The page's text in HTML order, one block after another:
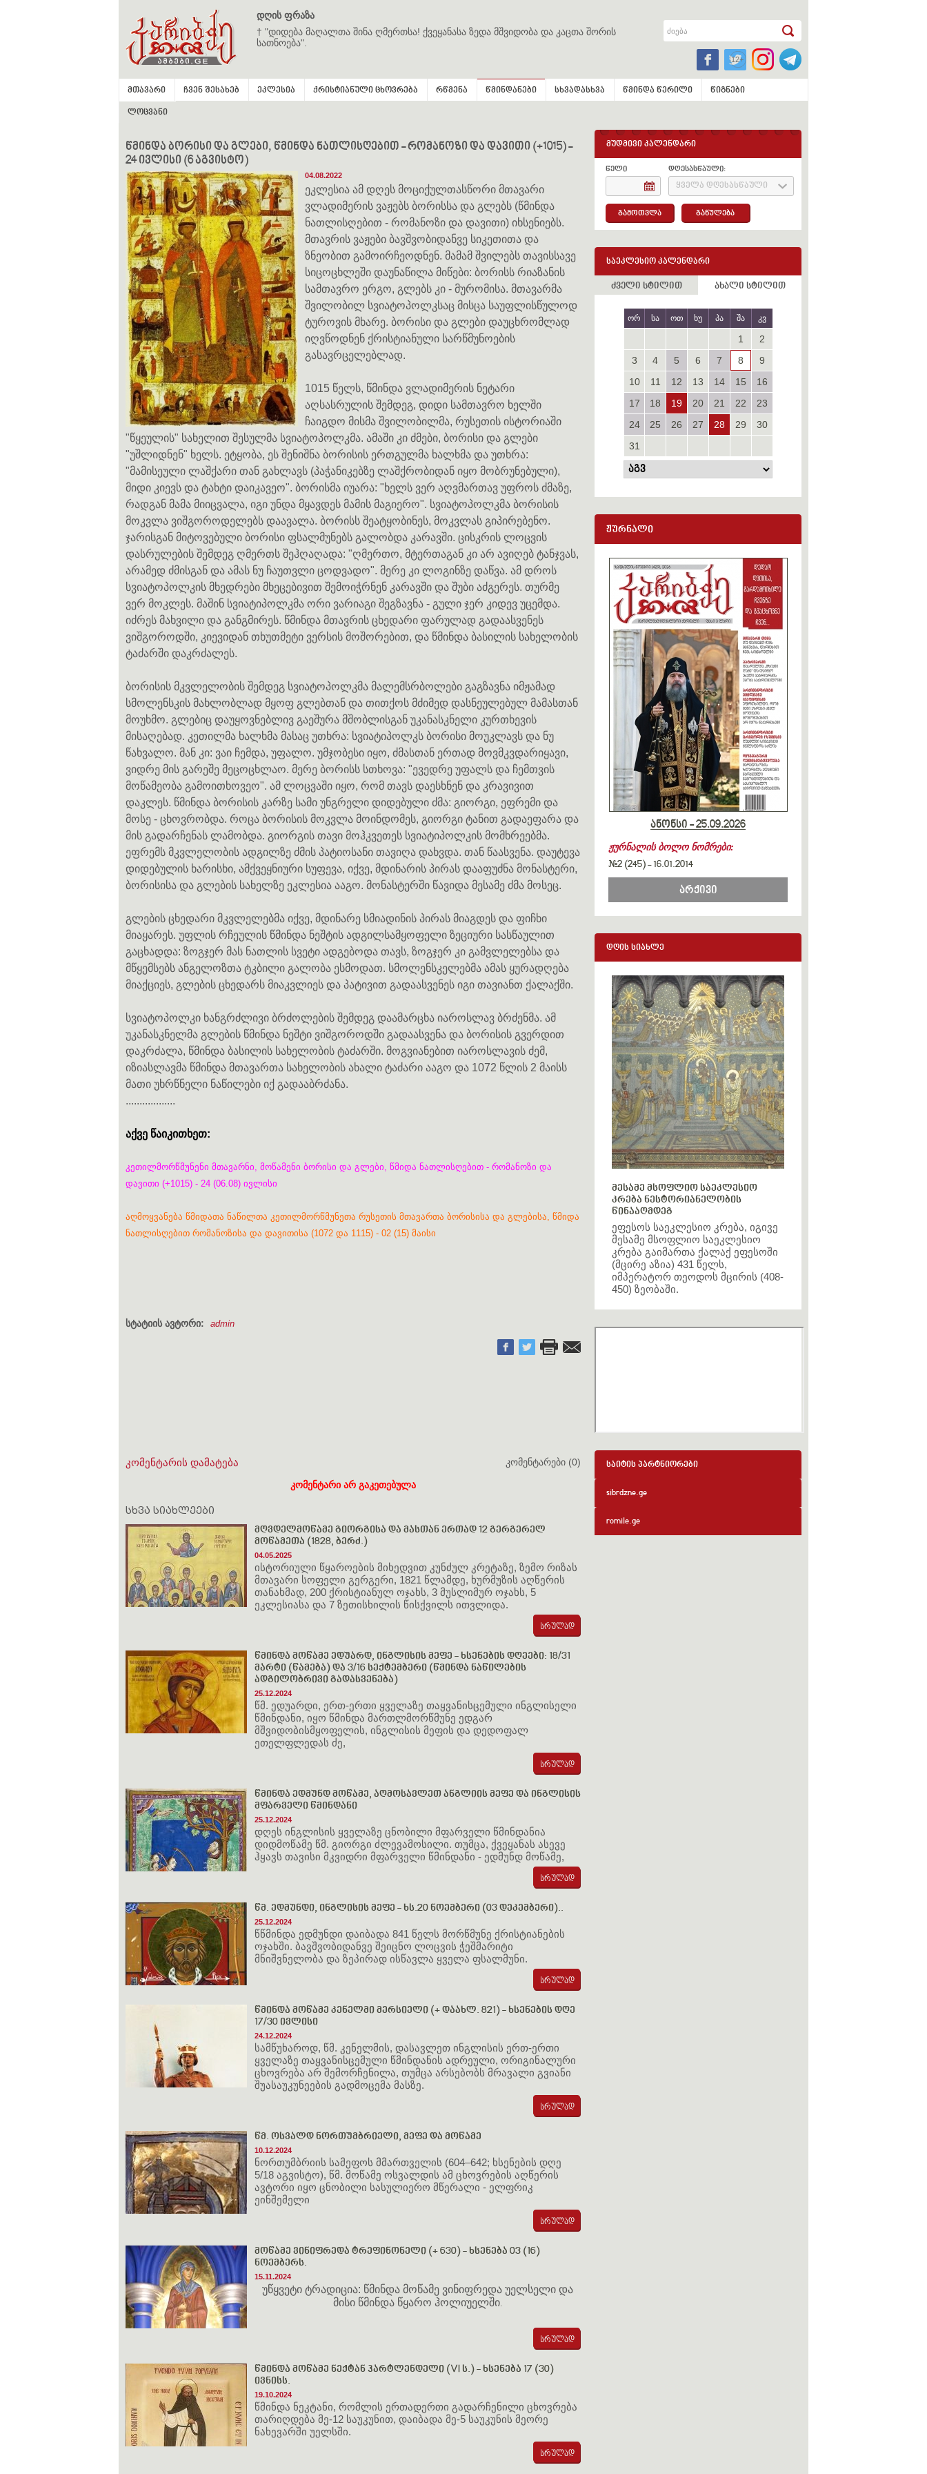
დღის ფრაზა
† "დიდება მაღალთა შინა ღმერთსა! ქვეყანასა ზედა მშვიდობა და კაცთა შორის
სათნოება".
მთავარი ჩვენ შესახებ ეკლესია ქრისტიანული ცხოვრება რწმენა წმინდანები სხვადასხვა წმინდა წერილი წიგნები
ლოცვანი
წმინდა ბორისი და გლები, წმინდა ნათლისღებით - რომანოზი და დავითი (+1015) -
24 ივლისი (6 აგვისტო)
04.08.2022
ეკლესია ამ დღეს მოციქულთასწორი მთავარი
ვლადიმერის ვაჟებს ბორისსა და გლებს (წმინდა
ნათლისღებით - რომანოზი და დავითი) იხსენიებს.
მთავრის ვაჟები ბავშვობიდანვე სიკეთითა და
ზნეობით გამოირჩეოდნენ. მამამ შვილებს თავისსავე
სიცოცხლეში დაუნაწილა მიწები: ბორისს რიაზანის
სამთავრო ერგო, გლებს კი - მურომისა. მთავარმა
შვილობილ სვიატოპოლკსაც მისცა საუფლისწულოდ
ტუროვის მხარე. ბორისი და გლები დაუცხრომლად
იღვწოდნენ ქრისტიანული სარწმუნოების
გასავრცელებლად.
1015 წელს, წმინდა ვლადიმერის ნეტარი
აღსასრულის შემდეგ, დიდი სამთავრო ხელში
ჩაიგდო მისმა შვილობილმა, რუსეთის ისტორიაში
"წყეულის" სახელით შესულმა სვიატოპოლკმა. ამაში კი ძმები, ბორისი და გლები
"უშლიდნენ" ხელს. ეტყობა, ეს შენიშნა ბორისის ერთგულმა ხალხმა და უთხრა:
"მამისეული ლაშქარი თან გახლავს (პაჭანიკებზე ლაშქრობიდან იყო მობრუნებული),
მიდი კიევს და ტახტი დაიკავეო". ბორისმა იუარა: "ხელს ვერ აღვმართავ უფროს ძმაზე,
რადგან მამა მიიცვალა, იგი უნდა მყავდეს მამის მაგიერო". სვიატოპოლკმა ბორისის
მოკვლა ვიშგოროდელებს დაავალა. ბორისს შეატყობინეს, მოკვლას გიპირებენო.
ჯარისგან მიტოვებული ბორისი ფსალმუნებს გალობდა კარავში. ცისკრის ლოცვის
დასრულების შემდეგ ღმერთს შეჰღაღადა: "ღმერთო, მტერთაგან კი არ ავიღებ ტანჯვას,
არამედ ძმისგან და ამას ნუ ჩაუთვლი ცოდვადო". მერე კი ლოგინზე დაწვა. ამ დროს
სვიატოპოლკის მხედრები მხეცებივით შემოიჭრნენ კარავში და შუბი აძგერეს. თურმე
ვერ მოკლეს. მაშინ სვიატიპოლკმა ორი ვარიაგი შეგზავნა - გული ჯერ კიდევ უცემდა.
იძრეს მახვილი და განგმირეს. წმინდა მთავრის ცხედარი ფარულად გადაასვენეს
ვიშგოროდში, კიევიდან თხუთმეტი ვერსის მოშორებით, და წმინდა ბასილის სახელობის
ტაძარში დაკრძალეს.
ბორისის მკვლელობის შემდეგ სვიატოპოლკმა მალემსრბოლები გაგზავნა იმჟამად
სმოლენსკის მახლობლად მყოფ გლებთან და თითქოს მძიმედ დასნეულებულ მამასთან
მოუხმო. გლებიც დაუყოვნებლივ გაეშურა მშობლისგან უკანასკნელი კურთხევის
მისაღებად. კეთილმა ხალხმა მასაც უთხრა: სვიატიპოლკს ბორისი მოუკლავს და ნუ
წახვალო. მან კი: ვაი ჩემდა, უფალო. უმჯობესი იყო, ძმასთან ერთად მოვმკვდარიყავი,
ვიდრე მის გარეშე მეცოცხლაო. მერე ბორისს სთხოვა: "ევედრე უფალს და ჩემთვის
მოწამეობა გამოითხოვეო". ამ ლოცვაში იყო, რომ თავს დაესხნენ და კრავივით
დაკლეს. წმინდა ბორისის კარზე სამი უნგრელი დიდებული ძმა: გიორგი, ეფრემი და
მოსე - ცხოვრობდა. როცა ბორისის მოკვლა მოინდომეს, გიორგი ტანით გადაეფარა და
მის გადარჩენას ლამობდა. გიორგის თავი მოჰკვეთეს სვიატიპოლკის მომხრეებმა.
ეფრემს მკვლელობის ადგილზე ძმის პატიოსანი თავიღა დახვდა. თან წაასვენა. დაუტევა
დიდებულის ხარისხი, ამქვეყნიური სუფევა, იქვე, მდინარის პირას დააფუძნა მონასტერი,
ბორისისა და გლების სახელზე ეკლესია ააგო. მონასტერში წავიდა მესამე ძმა მოსეც.
გლების ცხედარი მკვლელებმა იქვე, მდინარე სმიადინის პირას მიაგდეს და ფიჩხი
მიაყარეს. უფლის რჩეულის წმინდა ნეშტის ადგილსამყოფელი ზეციური სასწაულით
გაცხადდა: ზოგჯერ მას ნათლის სვეტი ადგებოდა თავს, ზოგჯერ კი გამვლელებსა და
მწყემსებს ანგელოზთა ტკბილი გალობა ესმოდათ. სმოლენსკელებმა ამას ყურადღება
მიაქციეს, გლების ცხედარს მიაკვლიეს და პატივით გადაასვენეს იგი თავიანთ ქალაქში.
სვიატოპოლკი ხანგრძლივი ბრძოლების შემდეგ დაამარცხა იაროსლავ ბრძენმა. ამ
უკანასკნელმა გლების წმინდა ნეშტი ვიშგოროდში გადაასვენა და ბორისის გვერდით
დაკრძალა, წმინდა ბასილის სახელობის ტაძარში. მოგვიანებით იაროსლავის ძემ,
იზიასლავმა წმინდა მთავართა სახელობის ახალი ტაძარი ააგო და 1072 წლის 2 მაისს
მათი უხრწნელი ნაწილები იქ გადააბრძანა.
..................
აქვე წაიკითხეთ:
კეთილმორწმუნენი მთავარნი, მოწამენი ბორისი და გლები, წმიდა ნათლისღებით - რომანოზი და
დავითი (+1015) - 24 (06.08) ივლისი
აღმოყვანება წმიდათა ნაწილთა კეთილმორწმუნეთა რუსეთის მთავართა ბორისისა და გლებისა, წმიდა
ნათლისღებით რომანოზისა და დავითისა (1072 და 1115) - 02 (15) მაისი
სტატიის ავტორი: admin
კომენტარის დამატება კომენტარები (0)
კომენტარი არ გაკეთებულა
სხვა სიახლეები
მღვდელმოწამე გიორგისა და მასთან ერთად 12 გერგერელ
მოწამეთა (1828, ბერძ.)
04.05.2025
ისტორიული წყაროების მიხედვით კუნძულ კრეტაზე, ზემო რიზას
მთავარი სოფელი გერგერი, 1821 წლამდე, ხურმუზის აღწერის
თანახმად, 200 ქრისტიანულ ოჯახს, 3 მუსლიმურ ოჯახს, 5
ეკლესიასა და 7 ზეთისხილის წისქვილს ითვლიდა.
წმინდა მოწამე ედუარდ, ინგლისის მეფე - ხსენების დღეები: 18/31
მარტი (წამება) და 3/16 სექტემბერი (წმინდა ნაწილების
ადგილობრივი გადასვენება)
25.12.2024
წმ. ედუარდი, ერთ-ერთი ყველაზე თაყვანისცემული ინგლისელი
წმინდანი, იყო წმინდა მართლმორწმუნე ედგარ
მშვიდობისმყოფელის, ინგლისის მეფის და დედოფალ
ეთელფლედას ძე,
წმინდა ედმუნდ მოწამე, აღმოსავლეთ ანგლიის მეფე და ინგლისის
მფარველი წმინდანი
25.12.2024
დღეს ინგლისის ყველაზე ცნობილი მფარველი წმინდანია
დიდმოწამე წმ. გიორგი ძლევამოსილი. თუმცა, ქვეყანას ასევე
ჰყავს თავისი მკვიდრი მფარველი წმინდანი - ედმუნდ მოწამე,
წმ. ედმუნდი, ინგლისის მეფე - ხს.20 ნოემბერი (03 დეკემბერი)..
25.12.2024
წწმინდა ედმუნდი დაიბადა 841 წელს მორწმუნე ქრისტიანების
ოჯახში. ბავშვობიდანვე შეიცნო ლოცვის ჭეშმარიტი
მნიშვნელობა და ზეპირად ისწავლა ყველა ფსალმუნი.
წმინდა მოწამე კენელმი მერსიელი (+ დაახლ. 821) - ხსენების დღე
17/30 ივლისი
24.12.2024
სამწუხაროდ, წმ. კენელმის, დასავლეთ ინგლისის ერთ-ერთი
ყველაზე თაყვანისცემული წმინდანის ადრეული, ორიგინალური
ცხოვრება არ შემორჩენილა, თუმცა არსებობს მრავალი გვიანი
შუასაუკუნეების გადმოცემა მასზე.
წმ. ოსვალდ ნორთუმბრიელი, მეფე და მოწამე
10.12.2024
ნორთუმბრიის სამეფოს მმართველის (604–642; ხსენების დღე
5/18 აგვისტო), წმ. მოწამე ოსვალდის ამ ცხოვრების აღწერის
ავტორი იყო ცნობილი სასულიერო მწერალი - ელფრიკ
ეინშემელი
მოწამე ვინიფრედა ტრეფინონელი (+ 630) - ხსენება 03 (16)
ნოემბერს.
15.11.2024
უწყვეტი ტრადიცია: წმინდა მოწამე ვინიფრედა უელსელი და
მისი წმინდა წყარო ჰოლიუელში.
წმინდა მოწამე ნექტან ჰარტლენდელი (VI ს.) - ხსენება 17 (30)
ივნისს.
19.10.2024
წმინდა ნეკტანი, რომლის ერთადერთი გადარჩენილი ცხოვრება
თარიღდება მე-12 საუკუნით, დაიბადა მე-5 საუკუნის მეორე
ნახევარში უელსში.
მუდმივი კალენდარი
წელი დღესასწაული:
ყველა დღესასწაული
გამოთვლა განულება
საეკლესიო კალენდარი
ძველი სტილით ახალი სტილით
ორ სა ოთ ხუ პა შა კვ
1
2
3
4 5 6 7 8
9
10
11 12 13 14 15
16
17
18 19 20 21 22
23
24
25 26 27 28 29
30
31
ჟურნალი
ანონსი - 25.09.2026
ჟურნალის ბოლო ნომრები:
#2 (245)-16.01.2014
არქივი
დღის სიახლე
მესამე მსოფლიო საეკლესიო
კრება ნესტორიანელობის
წინააღმდეგ
ეფესოს საეკლესიო კრება, იგივე
მესამე მსოფლიო საეკლესიო
კრება გაიმართა ქალაქ ეფესოში
(მცირე აზია) 431 წელს,
იმპერატორ თეოდოს მცირის (408-
450) ზეობაში.
საიტის პარტნიორები
sibrdzne.ge
romile.ge